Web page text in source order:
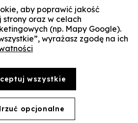
Kontakt
Student
Multis Multum
i Bankowości w Krakowie (WSZIB)
oraz jej podstronach stanowią, o ile nie wskazano
modyfikowania, dystrybuowania, publikowania,
w jakiejkolwiek innej formie. Ograniczenia
osobistego.
aby poprawić jakość
strony oraz w celach
(np. Mapy Google).
wyrażasz zgodę na ich
wszystkie
opcjonalne